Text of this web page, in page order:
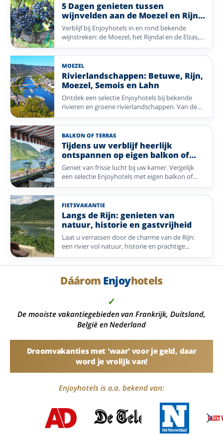
5 Dagen genieten tussen
wijnvelden aan de Moezel en Rijn
en in de Elzas
Verblijf bij Enjoyhotels in en rond bekende
wijnstreken: de Moezel, het Rijndal en de Elzas,
met wijngaarden, rivieren, wandelroutes en
sfeervolle stadjes dichtbij.
MOEZEL
Rivierlandschappen: Betuwe, Rijn,
Moezel, Semois en Lahn
Ontdek een selectie Enjoyhotels bij bekende
rivieren en groene rivierlandschappen. Van de
Linge en Rijn tot de Moezel, Semois en Lahn: fijn
voor wandelen, fietsen en ontspannen aan het
water.
BALKON OF TERRAS
Tijdens uw verblijf heerlijk
ontspannen op eigen balkon of
terras
Geniet van frisse lucht bij uw kamer. Vergelijk
een selectie Enjoyhotels met eigen balkon of
terras in onder meer Ameland, Groningen, de
Belgische kust, de Ardennen, de Rijnstreek, het
Teutoburgerwoud, de Rhön, de Vogelsberg en
het (Hoch)Sauerland.
FIETSVAKANTIE
Langs de Rijn: genieten van
natuur, historie en gastvrijheid
Laat u verrassen door de charme van de Rijn:
een rivier vol natuur, historie en prachtige
landschappen. Ontdek sfeervolle plaatsen,
groene heuvels en mooie wandelroutes in de
Millingen aan de Rijn. Met een verblijf bij
vakantie, waarbij comfort en ontdekking hand in
hand gaan.
Dáárom Enjoyhotels
✓
De mooiste vakantiegebieden van Frankrijk, Duitsland,
België en Nederland
Droomvakanties met 'waar' voor je geld, daar
word je vrolijk van!
Enjoyhotels is o.a. bekend van: